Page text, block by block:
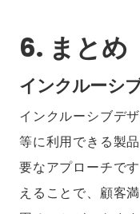
6. まとめ
インクルーシ
インクルーシブデ
等に利用できる製
要なアプローチで
えることで、顧客